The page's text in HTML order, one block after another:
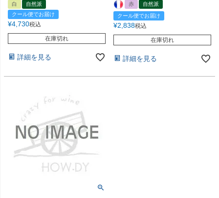
白
自然派
クール便でお届け
¥4,730税込
在庫切れ
詳細を見る
赤
自然派
クール便でお届け
¥2,838税込
在庫切れ
詳細を見る